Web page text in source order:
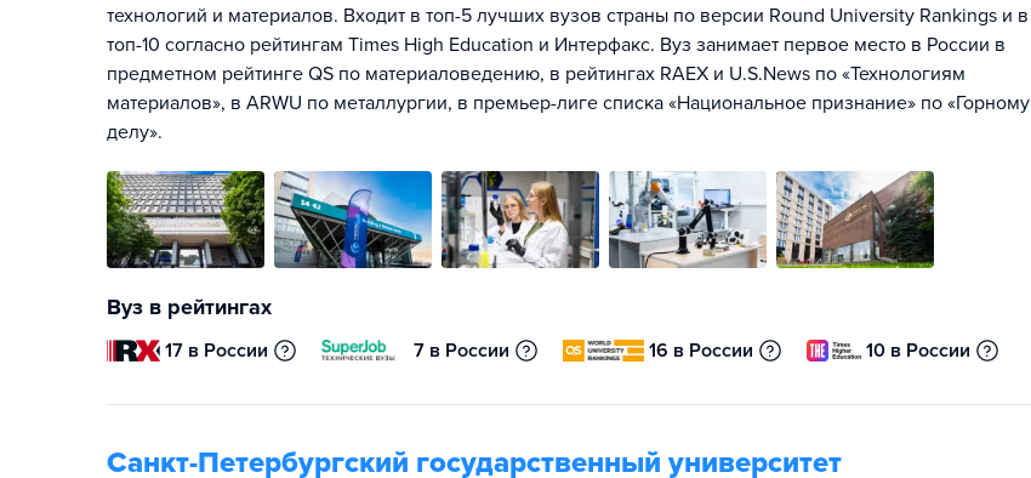
технологий и материалов. Входит в топ-5 лучших вузов страны по версии Round University Rankings и в
топ-10 согласно рейтингам Times High Education и Интерфакс. Вуз занимает первое место в России в
предметном рейтинге QS по материаловедению, в рейтингах RAEX и U.S.News по «Технологиям
материалов», в ARWU по металлургии, в премьер-лиге списка «Национальное признание» по «Горному
делу».
Вуз в рейтингах
17 в России 7 в России 16 в России 10 в России
Санкт-Петербургский государственный университет